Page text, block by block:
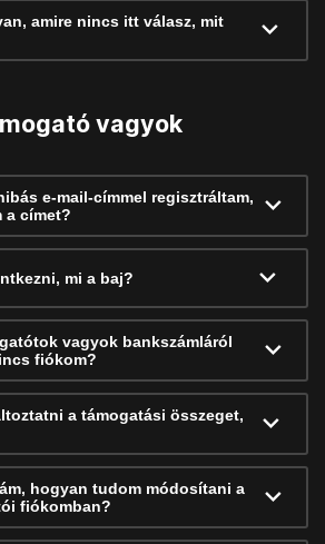
amire nincs itt válasz, mit
vagyok
e-mail-címmel regisztráltam,
a címet?
mi a baj?
vagyok bankszámláról
fiókom?
a támogatási összeget,
hogyan tudom módosítani a
fiókomban?